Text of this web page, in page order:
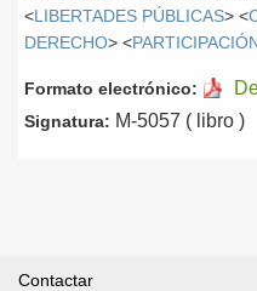
<LIBERTADES PÚBLICAS> <
DERECHO> <
Formato electrónico:
Signatura: M-5057 ( libro )
Contactar